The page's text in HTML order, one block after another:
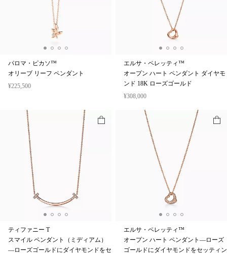
パロマ・ピカソ™
オリーブ リーフ ペンダント
¥225,500
エルサ・ペレッティ™
オープン ハート ペンダント ダイヤモ
ンド 18K ローズゴールド
¥308,000
ティファニー T
スマイル ペンダント（ミディアム）
—ローズゴールドにダイヤモンドをセ
エルサ・ペレッティ™
オープン ハート ペンダント—ローズ
ゴールドにダイヤモンドをセッティン